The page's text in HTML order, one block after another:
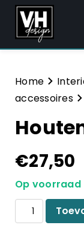
Producten
Tuinmeubelen
Sanitair
Meubelsets
Home
accessoires
€27,50
Op voorraad
Houten
hart